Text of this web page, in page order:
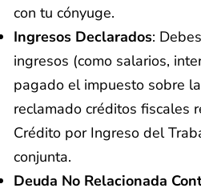
con tu cónyuge.
Ingresos Declarados:
ingresos (como salarios,
pagado el impuesto sobre
reclamado créditos fiscales
Crédito por Ingreso del
conjunta.
Deuda No Relacionada